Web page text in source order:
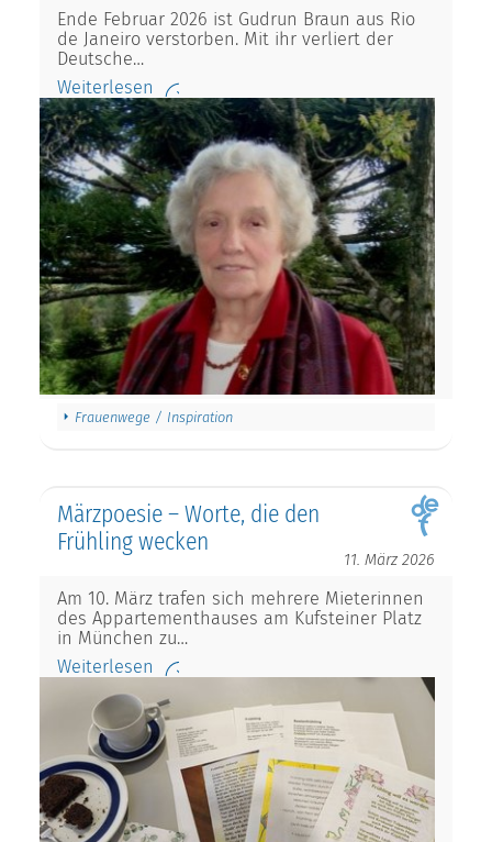
Ende Februar 2026 ist Gudrun Braun aus Rio
de Janeiro verstorben. Mit ihr verliert der
Deutsche…
Weiterlesen
Frauenwege / Inspiration
Märzpoesie – Worte, die den
Frühling wecken
11. März 2026
Am 10. März trafen sich mehrere Mieterinnen
des Appartementhauses am Kufsteiner Platz
in München zu…
Weiterlesen